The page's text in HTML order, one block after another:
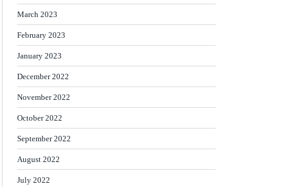
March 2023
February 2023
January 2023
December 2022
November 2022
October 2022
September 2022
August 2022
July 2022